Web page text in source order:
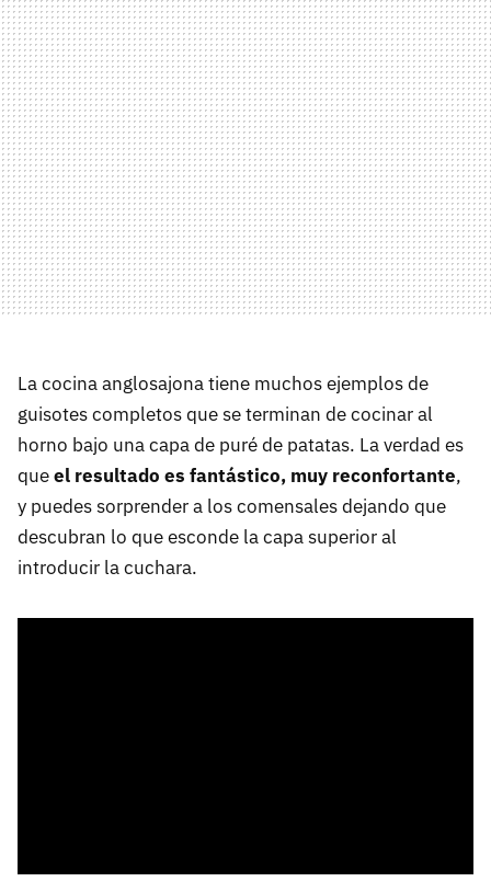
La cocina anglosajona tiene muchos ejemplos de
guisotes completos que se terminan de cocinar al
horno bajo una capa de puré de patatas. La verdad es
queel resultado es fantástico, muy reconfortante,
y puedes sorprender a los comensales dejando que
descubran lo que esconde la capa superior al
introducir la cuchara.